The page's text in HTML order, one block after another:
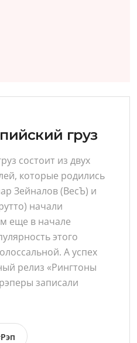
груз
состоит из двух
которые родились
Зейналов (ВесЪ) и
начали
еще в начале
этого
А успех
релиз «Рингтоны
записали